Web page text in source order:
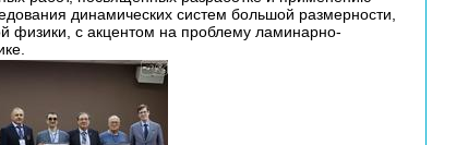
динамических систем большой размерности,
физики, с акцентом на проблему ламинарно-